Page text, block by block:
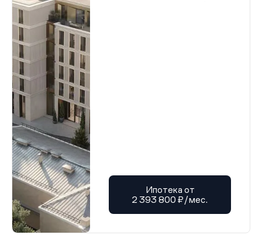
Ипотека от
2 393 800 ₽/мес.